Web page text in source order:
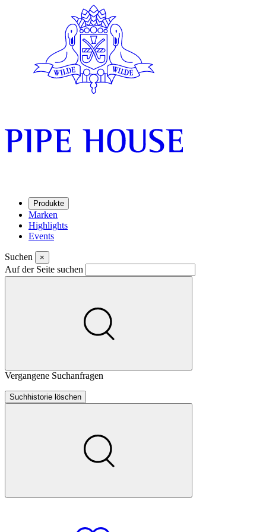
Produkte
Marken
Highlights
Events
Suchen ×
Auf der Seite suchen
Vergangene Suchanfragen
Suchhistorie löschen